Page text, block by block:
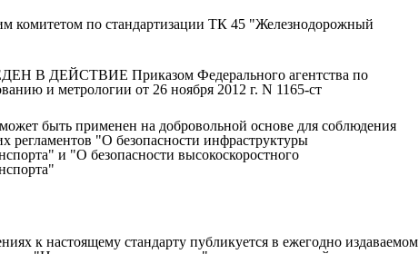
комитетом по стандартизации ТК 45 "Железнодорожный
В ДЕЙСТВИЕ Приказом Федерального агентства по
и метрологии от 26 ноября 2012 г. N 1165-ст
быть применен на добровольной основе для соблюдения
регламентов "О безопасности инфраструктуры
и "О безопасности высокоскоростного
к настоящему стандарту публикуется в ежегодно издаваемом